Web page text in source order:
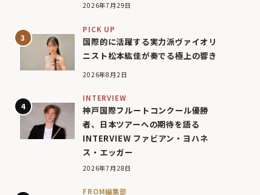
2026年7月29日
PICK UP
国際的に活躍する実力派ヴァイオリ
ニスト松本紘佳が奏でる極上の響き
2026年8月2日
INTERVIEW
神戸国際フルートコンクール優勝
者、日本ツアーへの期待を語る
INTERVIEW ファビアン・ヨハネ
ス・エッガー
2026年7月28日
FROM編集部